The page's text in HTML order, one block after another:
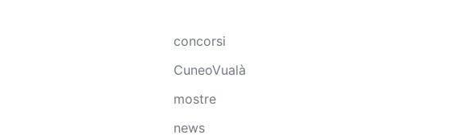
concorsi
CuneoVualà
mostre
news